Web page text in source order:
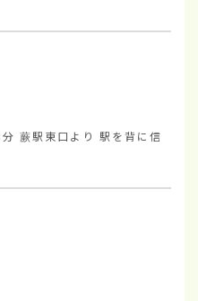
蕨駅東口より 駅を背に信